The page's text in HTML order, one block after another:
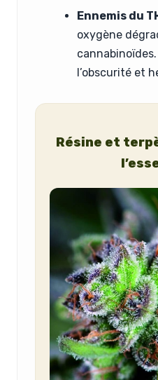
Ennemis du
oxygène
l’obscurité et
Résine et